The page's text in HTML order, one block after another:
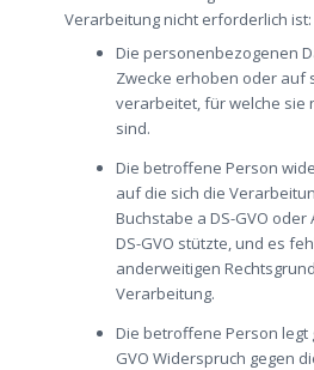
Verarbeitung nicht erforderlich ist:
Die personenbezogenen
Zwecke erhoben oder auf
verarbeitet, für welche sie
sind.
Die betroffene Person
auf die sich die
Buchstabe a DS-GVO oder
DS-GVO stützte, und es
anderweitigen
Verarbeitung.
Die betroffene Person legt
GVO Widerspruch gegen